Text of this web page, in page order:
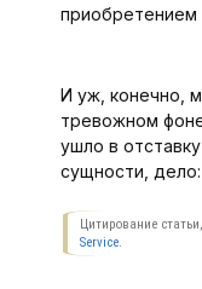
приобретением
И уж, конечно,
тревожном
ушло в
сущности,
Цитирование
Service.